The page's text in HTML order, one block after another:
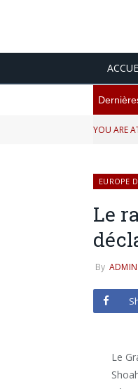
YOU ARE
EUROPE
Le
By ADMIN
Le